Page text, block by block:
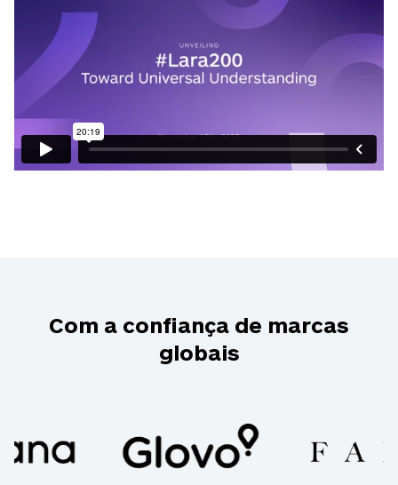
Com a confiança de marcas
globais